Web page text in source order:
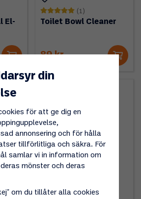
El-
(1)
Toilet Bowl Cleaner
89 kr
(0)
din
för att ge dig en
annonsering och för hålla
tillförlitliga och säkra. För
samlar vi in information om
mönster och deras
om du tillåter alla cookies